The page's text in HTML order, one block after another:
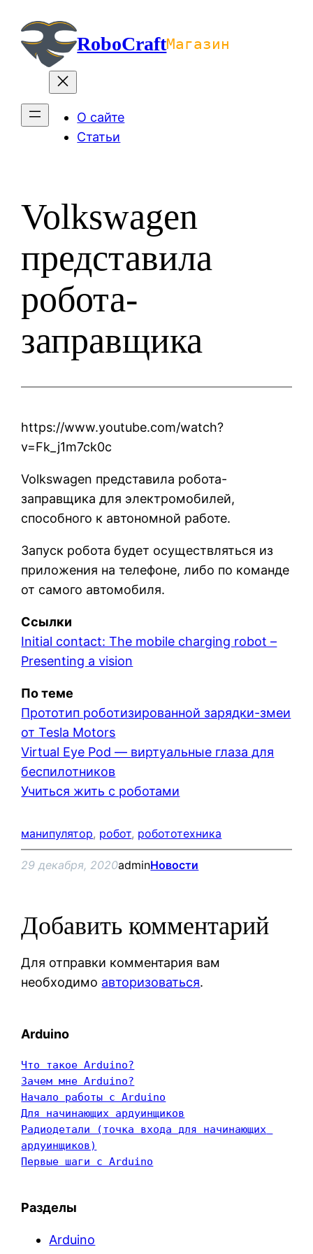
содержимомуRoboCraftМагазин
О сайте
Статьи
Volkswagen
представила
робота-
заправщика
https://www.youtube.com/watch?
v=Fk_j1m7ck0c
Volkswagen представила робота-
заправщика для электромобилей,
способного к автономной работе.
Запуск робота будет осуществляться из
приложения на телефоне, либо по команде
от самого автомобиля.
Ссылки
Initial contact: The mobile charging robot –
Presenting a vision
По теме
Прототип роботизированной зарядки-змеи
от Tesla Motors
Virtual Eye Pod — виртуальные глаза для
беспилотников
Учиться жить с роботами
манипулятор, робот, робототехника
29 декабря, 2020adminНовости
Добавить комментарий
Для отправки комментария вам
необходимо авторизоваться.
Arduino
Что такое Arduino?
Зачем мне Arduino?
Начало работы с Arduino
Для начинающих ардуинщиков
Радиодетали (точка входа для начинающих
ардуинщиков)
Первые шаги с Arduino
Разделы
Arduino